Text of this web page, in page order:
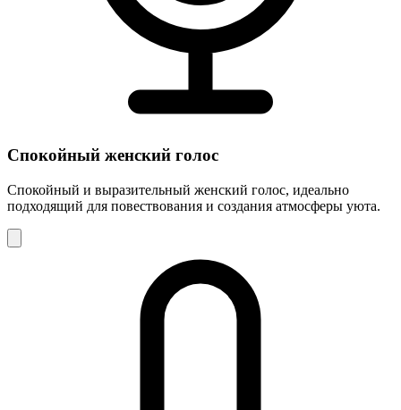
Спокойный женский голос
Спокойный и выразительный женский голос, идеально
подходящий для повествования и создания атмосферы уюта.